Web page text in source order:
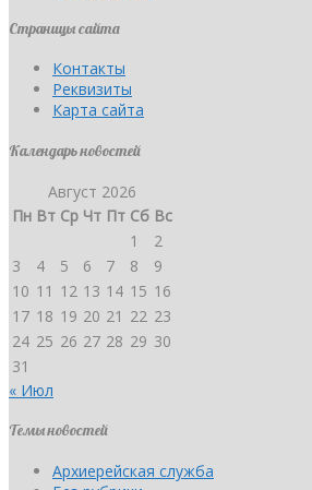
Страницы сайта
Контакты
Реквизиты
Карта сайта
Календарь новостей
Август 2026
Пн Вт Ср Чт Пт Сб Вс
1
2
3
4 5 6 7 8
9
10 11 12 13 14 15 16
17 18 19 20 21 22 23
24 25 26 27 28 29 30
31
« Июл
Темы новостей
Архиерейская служба